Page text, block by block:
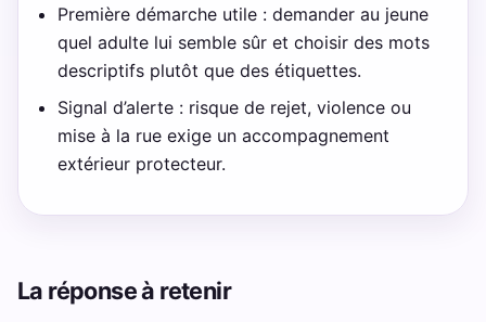
Première démarche utile : demander au jeune
quel adulte lui semble sûr et choisir des mots
descriptifs plutôt que des étiquettes.
Signal d’alerte : risque de rejet, violence ou
mise à la rue exige un accompagnement
extérieur protecteur.
La réponse à retenir